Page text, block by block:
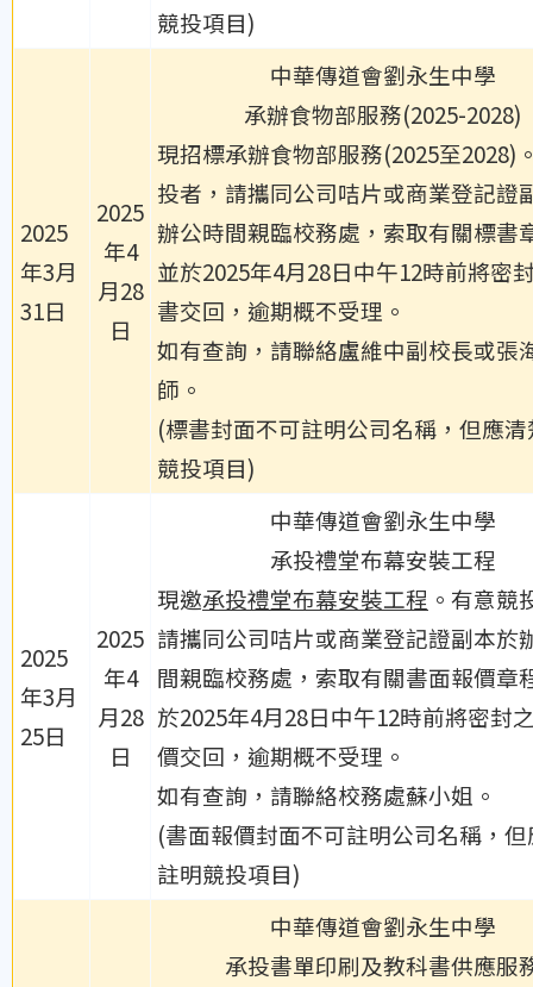
競投項目)
2025
年3月
31日
2025
年4
月28
日
中華傳道會劉永生中學
承辦食物部服務(2025-2028)
現招標承辦食物部服務(2025至2028)
投者，請攜同公司咭片或商業登記證
辦公時間親臨校務處，索取有關標書
並於2025年4月28日中午12時前將密
書交回，逾期概不受理。
如有查詢，請聯絡盧維中副校長或張
師。
(標書封面不可註明公司名稱，但應
競投項目)
2025
年3月
25日
2025
年4
月28
日
中華傳道會劉永生中學
承投禮堂布幕安裝工程
現邀承投禮堂布幕安裝工程 。有意競
請攜同公司咭片或商業登記證副本於
間親臨校務處，索取有關書面報價章
於2025年4月28日中午12時前將密封
價交回，逾期概不受理。
如有查詢，請聯絡校務處蘇小姐。
(書面報價封面不可註明公司名稱，
註明競投項目)
中華傳道會劉永生中學
承投書單印刷及教科書供應服